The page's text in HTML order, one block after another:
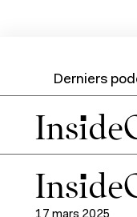
Derniers